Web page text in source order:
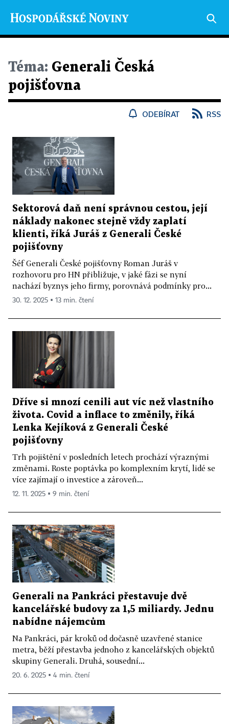
Téma: Generali Česká
pojišťovna
ODEBÍRAT RSS
Sektorová daň není správnou cestou, její
náklady nakonec stejně vždy zaplatí
klienti, říká Juráš z Generali České
pojišťovny
Šéf Generali České pojišťovny Roman Juráš v
rozhovoru pro HN přibližuje, v jaké fázi se nyní
nachází byznys jeho firmy, porovnává podmínky pro...
30. 12. 2025 ▪ 13 min. čtení
Dříve si mnozí cenili aut víc než vlastního
života. Covid a inflace to změnily, říká
Lenka Kejíková z Generali České
pojišťovny
Trh pojištění v posledních letech prochází výraznými
změnami. Roste poptávka po komplexním krytí, lidé se
více zajímají o investice a zároveň...
12. 11. 2025 ▪ 9 min. čtení
Generali na Pankráci přestavuje dvě
kancelářské budovy za 1,5 miliardy. Jednu
nabídne nájemcům
Na Pankráci, pár kroků od dočasně uzavřené stanice
metra, běží přestavba jednoho z kancelářských objektů
skupiny Generali. Druhá, sousední...
20. 6. 2025 ▪ 4 min. čtení